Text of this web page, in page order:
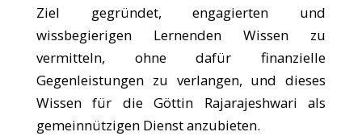
Ziel gegründet, engagierten und
wissbegierigen Lernenden Wissen zu
vermitteln, ohne dafür finanzielle
Gegenleistungen zu verlangen, und dieses
Wissen für die Göttin Rajarajeshwari als
gemeinnützigen Dienst anzubieten.